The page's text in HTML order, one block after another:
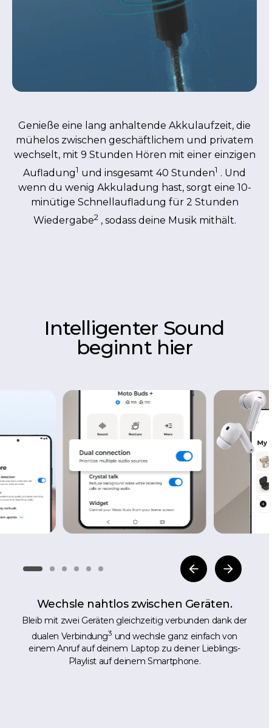
mühelos zwischen geschäftlichem und privatem
wechselt, mit 9 Stunden Hören mit einer einzigen
Aufladung 1 1 . Und
wenn du wenig Akkuladung hast, sorgt eine 10-
minütige Schnellaufladung für 2 Stunden
Wiedergabe
2 , sodass deine Musik mithält.
Intelligenter Sound
beginnt hier
Bleib mit zwei Geräten gleichzeitig verbunden dank der
dualen Verbindung3 und wechsle ganz einfach von
einem Anruf auf deinem Laptop zu deiner Lieblings-
Playlist auf deinem Smartphone.